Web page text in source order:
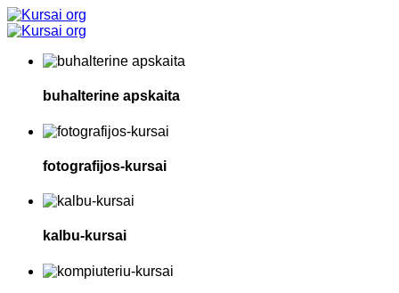
buhalterine apskaita
fotografijos-kursai
kalbu-kursai